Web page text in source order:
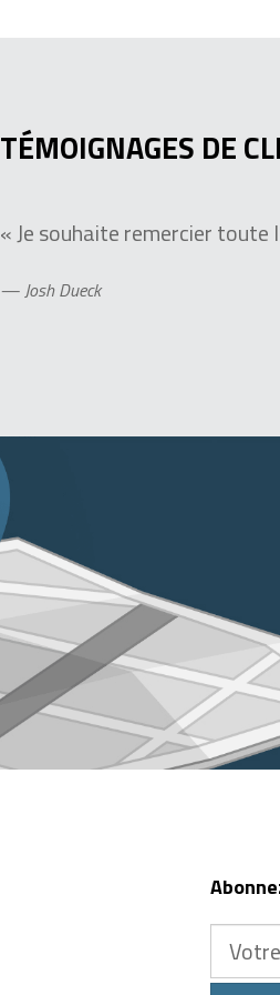
TÉMOIGNAGES DE
« Je souhaite remercier
— Josh Dueck
courriel